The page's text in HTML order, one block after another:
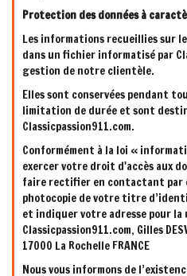
Protection des données à
Les informations recueillies sur
dans un fichier informatisé par
gestion de notre clientèle.
Elles sont conservées pendant
limitation de durée et sont
Classicpassion911.com.
Conformément à la loi «
exercer votre droit d'accès aux
faire rectifier en contactant par
photocopie de votre titre
et indiquer votre adresse pour la
Classicpassion911.com, Gilles
17000 La Rochelle FRANCE
Nous vous informons de